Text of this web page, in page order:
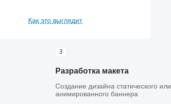
Как это выглядит
3
Разработка макета
Создание дизайна статического или
анимированного баннера